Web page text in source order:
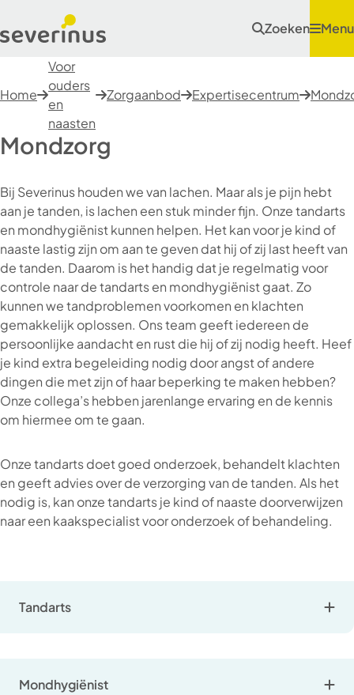
Zoeken Menu
Home
Voor
ouders
en
naasten
Zorgaanbod Expertisecentrum
Mondzorg
Bij Severinus houden we van lachen. Maar als je pijn hebt
aan je tanden, is lachen een stuk minder fijn. Onze tandarts
en mondhygiënist kunnen helpen. Het kan voor je kind of
naaste lastig zijn om aan te geven dat hij of zij last heeft van
de tanden. Daarom is het handig dat je regelmatig voor
controle naar de tandarts en mondhygiënist gaat. Zo
kunnen we tandproblemen voorkomen en klachten
gemakkelijk oplossen. Ons team geeft iedereen de
persoonlijke aandacht en rust die hij of zij nodig heeft. Heef
je kind extra begeleiding nodig door angst of andere
dingen die met zijn of haar beperking te maken hebben?
Onze collega’s hebben jarenlange ervaring en de kennis
om hiermee om te gaan.
Onze tandarts doet goed onderzoek, behandelt klachten
en geeft advies over de verzorging van de tanden. Als het
nodig is, kan onze tandarts je kind of naaste doorverwijzen
naar een kaakspecialist voor onderzoek of behandeling.
Tandarts
Mondhygiënist